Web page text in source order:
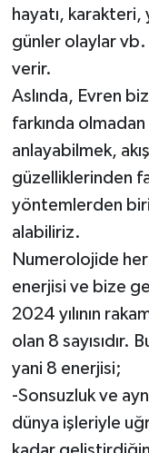
hayatı, karakteri,
günler olaylar vb.
verir.
Aslında, Evren
farkında
anlayabilmek,
güzelliklerinden
yöntemlerden
alabiliriz.
Numerolojide her
enerjisi ve bize
2024 yılının
olan 8 sayısıdır.
yani 8 enerjisi;
-Sonsuzluk ve
dünya işleriyle